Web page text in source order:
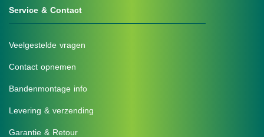
Service & Contact
Veelgestelde vragen
Contact opnemen
Bandenmontage info
Levering & verzending
Garantie & Retour